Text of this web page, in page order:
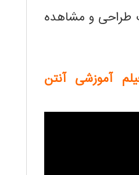
طراحی و مشاهده
آموزشی آنتن